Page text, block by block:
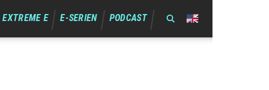
EXTREME E E-SERIEN PODCAST